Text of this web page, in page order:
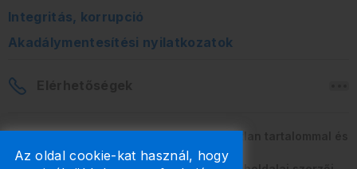
Az oldal cookie-kat használ, hogy
Integritás, korrupció
Akadálymentesítési nyilatkozatok
formában szabadon terjeszthetők.